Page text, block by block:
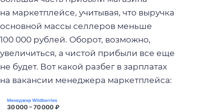
на маркетплейсе, учитывая, что выручка
основной массы селлеров меньше
100 000 рублей. Оборот, возможно,
увеличиться, а чистой прибыли все еще
не будет. Вот какой разбег в зарплатах
на вакансии менеджера маркетплейса: